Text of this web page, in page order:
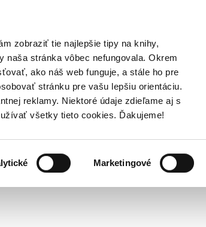
zobraziť tie najlepšie tipy na knihy,
naša stránka vôbec nefungovala. Okrem
ako náš web funguje, a stále ho pre
stránku pre vašu lepšiu orientáciu.
reklamy. Niektoré údaje zdieľame aj s
všetky tieto cookies. Ďakujeme!
Marketingové